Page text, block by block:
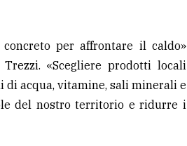
per affrontare il caldo»
«Scegliere prodotti locali
acqua, vitamine, sali minerali e
del nostro territorio e ridurre i